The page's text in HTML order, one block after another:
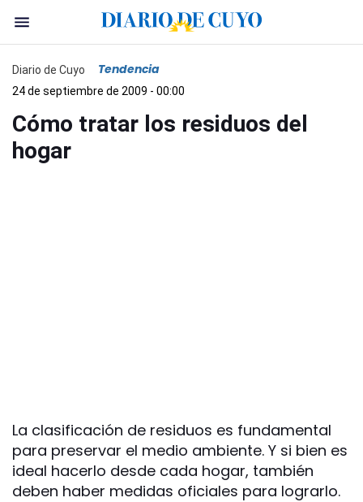
Diario de Cuyo Tendencia
24 de septiembre de 2009 - 00:00
Cómo tratar los residuos del
hogar
La clasificación de residuos es fundamental
para preservar el medio ambiente. Y si bien es
ideal hacerlo desde cada hogar, también
deben haber medidas oficiales para lograrlo.